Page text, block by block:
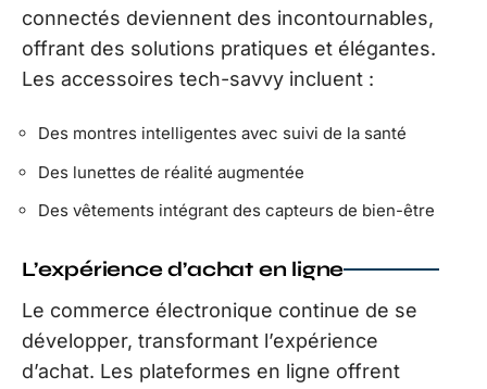
connectés deviennent des incontournables,
offrant des solutions pratiques et élégantes.
Les accessoires tech-savvy incluent :
Des montres intelligentes avec suivi de la santé
Des lunettes de réalité augmentée
Des vêtements intégrant des capteurs de bien-être
L’expérience d’achat en ligne
Le commerce électronique continue de se
développer, transformant l’expérience
d’achat. Les plateformes en ligne offrent